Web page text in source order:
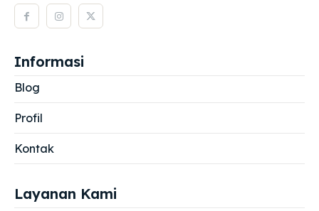
Informasi
Blog
Profil
Kontak
Layanan Kami